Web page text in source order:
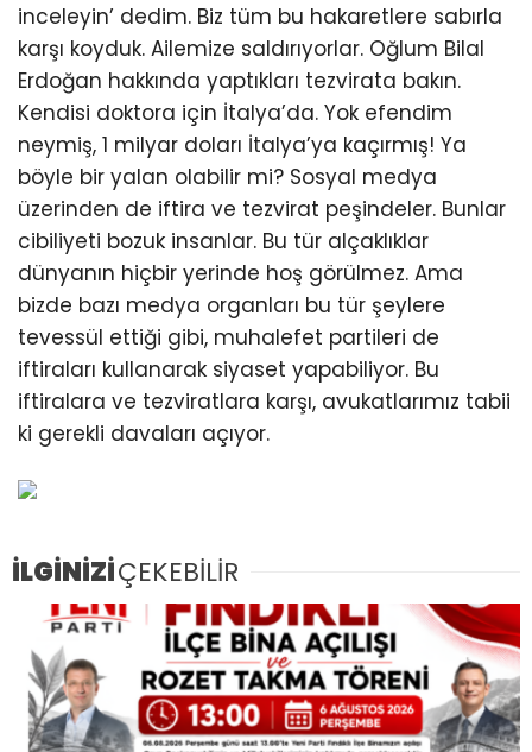
inceleyin’ dedim. Biz tüm bu hakaretlere sabırla
karşı koyduk. Ailemize saldırıyorlar. Oğlum Bilal
Erdoğan hakkında yaptıkları tezvirata bakın.
Kendisi doktora için İtalya’da. Yok efendim
neymiş, 1 milyar doları İtalya’ya kaçırmış! Ya
böyle bir yalan olabilir mi? Sosyal medya
üzerinden de iftira ve tezvirat peşindeler. Bunlar
cibiliyeti bozuk insanlar. Bu tür alçaklıklar
dünyanın hiçbir yerinde hoş görülmez. Ama
bizde bazı medya organları bu tür şeylere
tevessül ettiği gibi, muhalefet partileri de
iftiraları kullanarak siyaset yapabiliyor. Bu
iftiralara ve tezviratlara karşı, avukatlarımız tabii
ki gerekli davaları açıyor.
İLGİNİZİÇEKEBİLİR